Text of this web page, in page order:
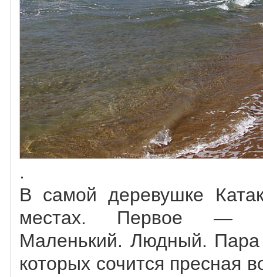
.
В самой деревушке
местах. Первое —
Маленький. Людный.
которых сочится пресная